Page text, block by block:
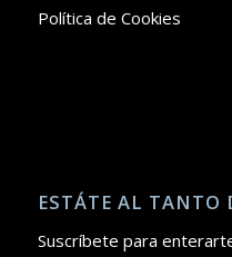
Política de Cookies
ESTÁTE AL TANTO
Suscríbete para